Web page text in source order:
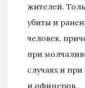
жителей.
убиты и
человек,
при
случаях и при
и офицеров.